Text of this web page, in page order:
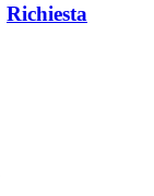
Richiesta